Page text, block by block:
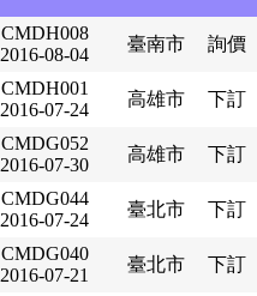
CMDH008
2016-08-04
臺南市 詢價
CMDH001
2016-07-24
高雄市 下訂
CMDG052
2016-07-30
高雄市 下訂
CMDG044
2016-07-24
臺北市 下訂
CMDG040
2016-07-21
臺北市 下訂